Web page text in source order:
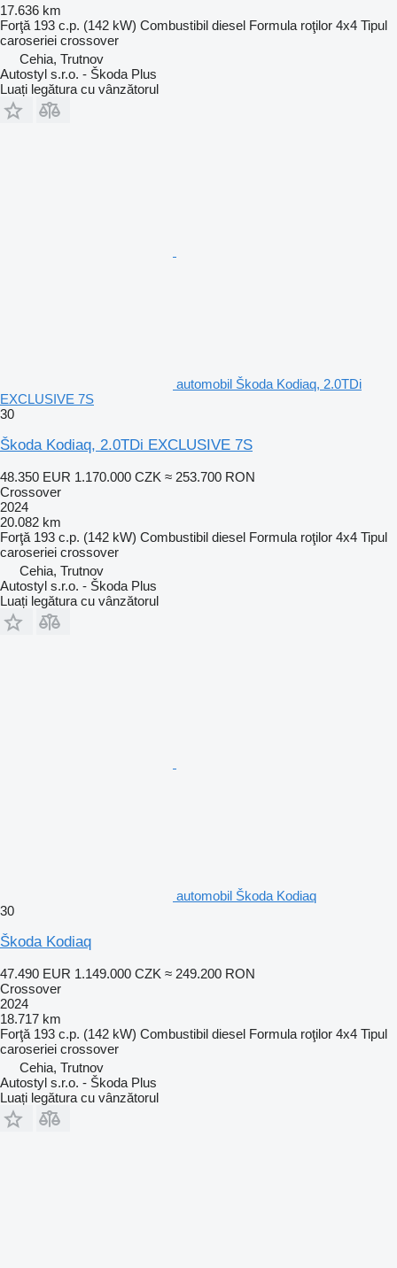
17.636 km
Forţă 193 c.p. (142 kW) Combustibil diesel Formula roţilor 4x4 Tipul
caroseriei crossover
Cehia, Trutnov
Autostyl s.r.o. - Škoda Plus
Luați legătura cu vânzătorul
automobil Škoda Kodiaq, 2.0TDi
EXCLUSIVE 7S
30
Škoda Kodiaq, 2.0TDi EXCLUSIVE 7S
48.350 EUR 1.170.000 CZK ≈ 253.700 RON
Crossover
2024
20.082 km
Forţă 193 c.p. (142 kW) Combustibil diesel Formula roţilor 4x4 Tipul
caroseriei crossover
Cehia, Trutnov
Autostyl s.r.o. - Škoda Plus
Luați legătura cu vânzătorul
automobil Škoda Kodiaq
30
Škoda Kodiaq
47.490 EUR 1.149.000 CZK ≈ 249.200 RON
Crossover
2024
18.717 km
Forţă 193 c.p. (142 kW) Combustibil diesel Formula roţilor 4x4 Tipul
caroseriei crossover
Cehia, Trutnov
Autostyl s.r.o. - Škoda Plus
Luați legătura cu vânzătorul